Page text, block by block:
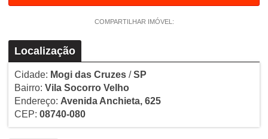
COMPARTILHAR IMÓVEL:
Localização
Cidade: Mogi das Cruzes/SP
Bairro: Vila Socorro Velho
Endereço: Avenida Anchieta, 625
CEP: 08740-080